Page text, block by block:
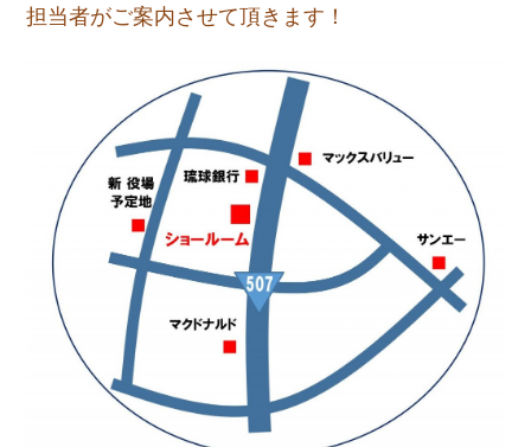
担当者がご案内させて頂きます！